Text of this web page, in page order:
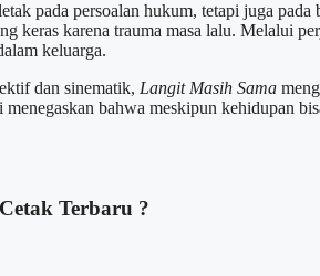
pada persoalan hukum, tetapi juga
keras karena trauma masa lalu. Melalui
keluarga.
dan sinematik, Langit Masih Sama
bahwa meskipun kehidupan
Terbaru ?